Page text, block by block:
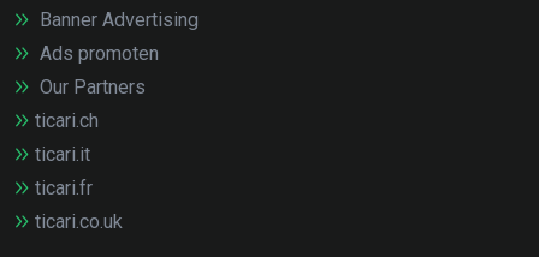
Banner Advertising
Ads promoten
Our Partners
ticari.ch
ticari.it
ticari.fr
ticari.co.uk